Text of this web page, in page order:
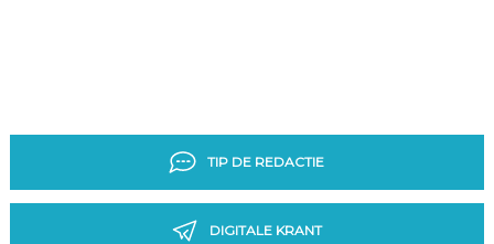
TIP DE REDACTIE
DIGITALE KRANT